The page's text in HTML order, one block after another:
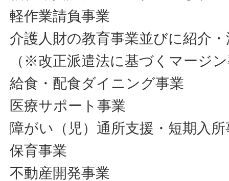
軽作業請負事業
介護人財の教育事業並びに紹介
（※改正派遣法に基づくマージ
給食・配食ダイニング事業
医療サポート事業
障がい（児）通所支援・短期入所
保育事業
不動産開発事業